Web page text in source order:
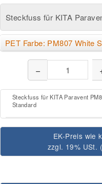
Steckfuss für KITA
PET Farbe: PM807 White
Steckfuss für KITA Paravent
Standard
EK-Preis wie
zzgl. 19% USt.
−